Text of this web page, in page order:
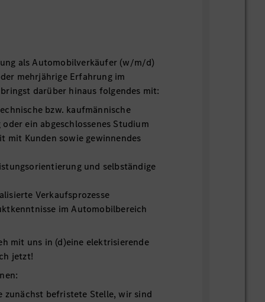
als Automobilverkäufer (w/m/d)
mehrjährige Erfahrung im
darüber hinaus folgendes mit:
bzw. kaufmännische
ein abgeschlossenes Studium
mit Kunden sowie gewinnendes
und selbständige
Verkaufsprozesse
im Automobilbereich
mit uns in (d)eine elektrisierende
jetzt!
zunächst befristete Stelle, wir sind